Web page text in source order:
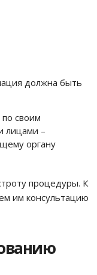
должна быть
своим
лицами –
органу
процедуры. К
им консультацию